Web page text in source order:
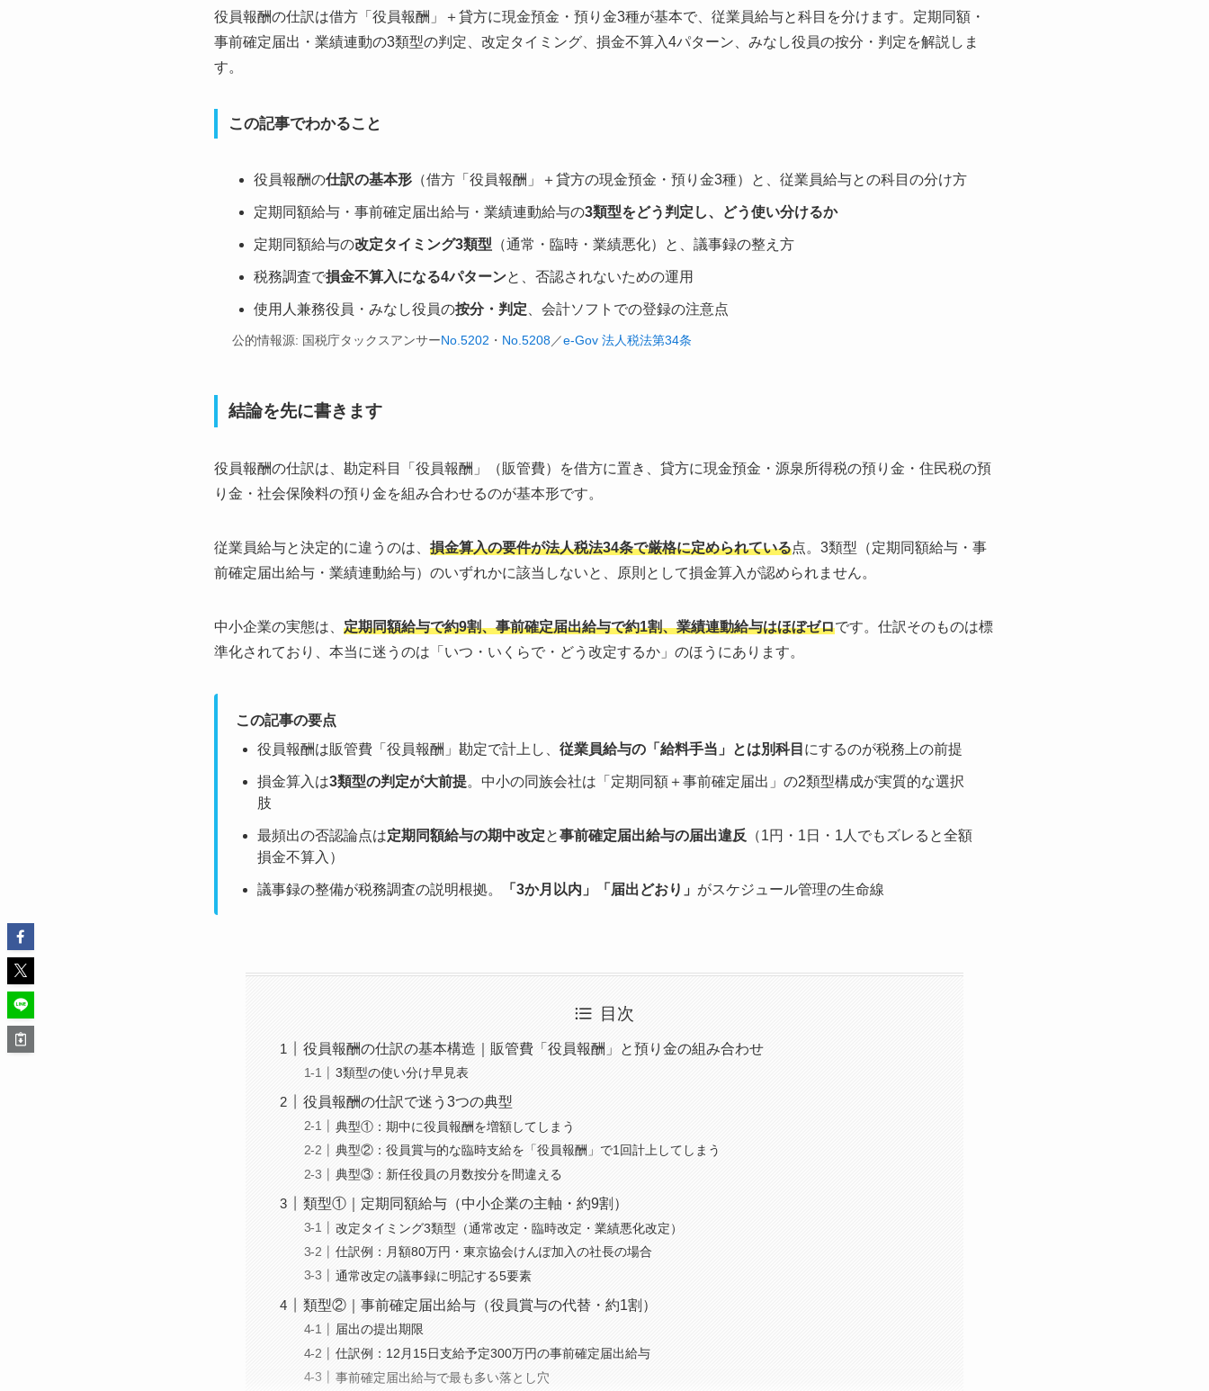
役員報酬の仕訳は借方「役員報酬」＋貸方に現金預金・預り金3種が基本で、従業員給与と科目を分けます。定期同額・
事前確定届出・業績連動の3類型の判定、改定タイミング、損金不算入4パターン、みなし役員の按分・判定を解説しま
す。
この記事でわかること
役員報酬の仕訳の基本形 （借方「役員報酬」＋貸方の現金預金・預り金3種）と、従業員給与との科目の分け方
定期同額給与・事前確定届出給与・業績連動給与の3類型をどう判定し、どう使い分けるか
定期同額給与の改定タイミング3類型 （通常・臨時・業績悪化）と、議事録の整え方
税務調査で損金不算入になる4パターンと、否認されないための運用
使用人兼務役員・みなし役員の按分・判定 、会計ソフトでの登録の注意点
公的情報源: 国税庁タックスアンサーNo.5202 ・ No.5208／e-Gov 法人税法第34条
結論を先に書きます
役員報酬の仕訳は、勘定科目「役員報酬」（販管費）を借方に置き、貸方に現金預金・源泉所得税の預り金・住民税の預
り金・社会保険料の預り金を組み合わせるのが基本形です。
従業員給与と決定的に違うのは、 損金算入の要件が法人税法34条で厳格に定められている点。3類型（定期同額給与・事
前確定届出給与・業績連動給与）のいずれかに該当しないと、原則として損金算入が認められません。
中小企業の実態は、 定期同額給与で約9割、事前確定届出給与で約1割、業績連動給与はほぼゼロです。仕訳そのものは標
準化されており、本当に迷うのは「いつ・いくらで・どう改定するか」のほうにあります。
この記事の要点
役員報酬は販管費「役員報酬」勘定で計上し、 従業員給与の「給料手当」とは別科目 にするのが税務上の前提
損金算入は3類型の判定が大前提。中小の同族会社は「定期同額＋事前確定届出」の2類型構成が実質的な選択
肢
最頻出の否認論点は定期同額給与の期中改定と事前確定届出給与の届出違反
（1円・1日・1人でもズレると全額
損金不算入）
議事録の整備が税務調査の説明根拠。 「3か月以内」「届出どおり」 がスケジュール管理の生命線
目次
役員報酬の仕訳の基本構造｜販管費「役員報酬」と預り金の組み合わせ
3類型の使い分け早見表
役員報酬の仕訳で迷う3つの典型
典型①：期中に役員報酬を増額してしまう
典型②：役員賞与的な臨時支給を「役員報酬」で1回計上してしまう
典型③：新任役員の月数按分を間違える
類型①｜定期同額給与（中小企業の主軸・約9割）
改定タイミング3類型（通常改定・臨時改定・業績悪化改定）
仕訳例：月額80万円・東京協会けんぽ加入の社長の場合
通常改定の議事録に明記する5要素
類型②｜事前確定届出給与（役員賞与の代替・約1割）
届出の提出期限
仕訳例：12月15日支給予定300万円の事前確定届出給与
事前確定届出給与で最も多い落とし穴